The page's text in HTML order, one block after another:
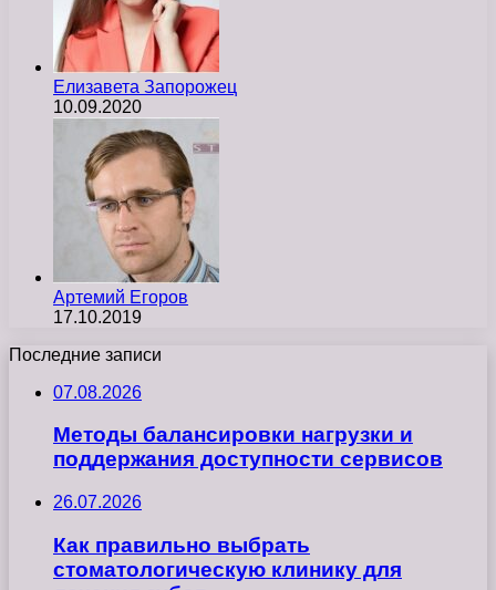
Елизавета Запорожец
10.09.2020
Артемий Егоров
17.10.2019
Последние записи
07.08.2026
Методы балансировки нагрузки и
поддержания доступности сервисов
26.07.2026
Как правильно выбрать
стоматологическую клинику для